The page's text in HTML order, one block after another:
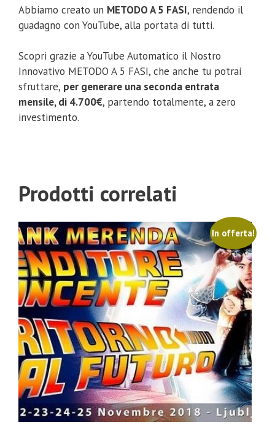
Abbiamo creato un METODO A 5 FASI, rendendo il
guadagno con YouTube, alla portata di tutti.
Scopri grazie a YouTube Automatico il Nostro
Innovativo METODO A 5 FASI, che anche tu potrai
sfruttare, per generare una seconda entrata
mensile, di 4.700€, partendo totalmente, a zero
investimento.
Prodotti correlati
In offerta!